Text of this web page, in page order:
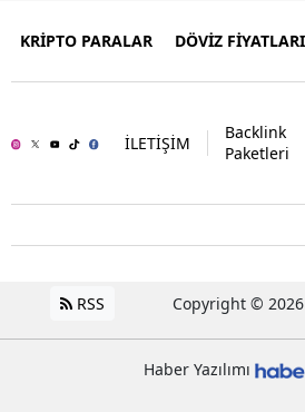
KRİPTO PARALAR DÖVİZ FİYATLARI
İLETİŞİM
Backlink
Paketleri
RSS Copyright © 2026
Haber Yazılımı